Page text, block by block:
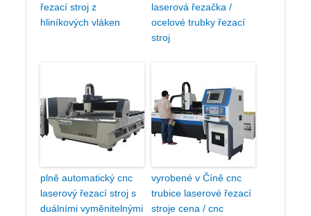
řezací stroj z
hliníkových vláken
laserová řezačka /
ocelové trubky řezací
stroj
plně automatický cnc
laserový řezací stroj s
duálními vyměnitelnými
vyrobené v Číně cnc
trubice laserové řezací
stroje cena / cnc